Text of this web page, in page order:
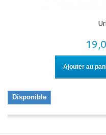
Ajouter au
Disponible